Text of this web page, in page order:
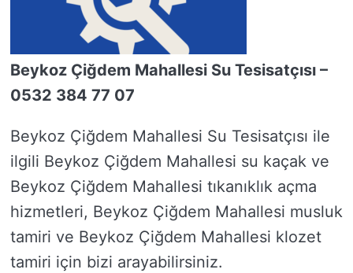
Beykoz Çiğdem Mahallesi Su Tesisatçısı –
0532 384 77 07
Beykoz Çiğdem Mahallesi Su Tesisatçısı ile
ilgili Beykoz Çiğdem Mahallesi su kaçak ve
Beykoz Çiğdem Mahallesi tıkanıklık açma
hizmetleri, Beykoz Çiğdem Mahallesi musluk
tamiri ve Beykoz Çiğdem Mahallesi klozet
tamiri için bizi arayabilirsiniz.